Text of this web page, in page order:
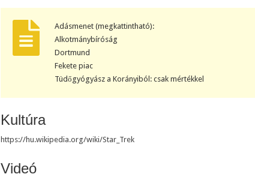
Adásmenet (megkattintható):
Alkotmánybíróság
Dortmund
Fekete piac
Tüdőgyógyász a Korányiból: csak mértékkel
Kultúra
https://hu.wikipedia.org/wiki/Star_Trek
Videó